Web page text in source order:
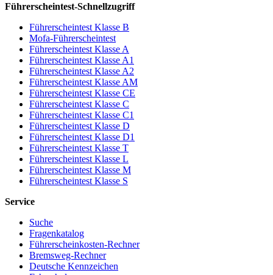
Führerscheintest-Schnellzugriff
Führerscheintest Klasse B
Mofa-Führerscheintest
Führerscheintest Klasse A
Führerscheintest Klasse A1
Führerscheintest Klasse A2
Führerscheintest Klasse AM
Führerscheintest Klasse CE
Führerscheintest Klasse C
Führerscheintest Klasse C1
Führerscheintest Klasse D
Führerscheintest Klasse D1
Führerscheintest Klasse T
Führerscheintest Klasse L
Führerscheintest Klasse M
Führerscheintest Klasse S
Service
Suche
Fragenkatalog
Führerscheinkosten-Rechner
Bremsweg-Rechner
Deutsche Kennzeichen